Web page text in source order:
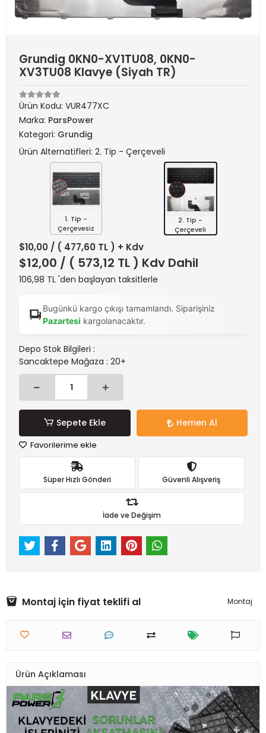
Grundig 0KN0-XV1TU08, 0KN0-
XV3TU08 Klavye (Siyah TR)
Ürün Kodu: VUR477XC
Marka: ParsPower
Kategori: Grundig
Ürün Alternatifleri: 2. Tip - Çerçeveli
1. Tip -
Çerçevesiz
2. Tip -
Çerçeveli
$10,00 / ( 477,60 TL ) + Kdv
$12,00 / ( 573,12 TL ) Kdv Dahil
106,98 TL 'den başlayan taksitlerle
Bugünkü kargo çıkışı tamamlandı. Siparişiniz
Pazartesi kargolanacaktır.
Depo Stok Bilgileri :
Sancaktepe Mağaza : 20+
Sepete Ekle Hemen Al
Favorilerime ekle
Süper Hızlı Gönderi Güvenli Alışveriş
İade ve Değişim
Montaj için fiyat teklifi al Montaj
Ürün Açıklaması